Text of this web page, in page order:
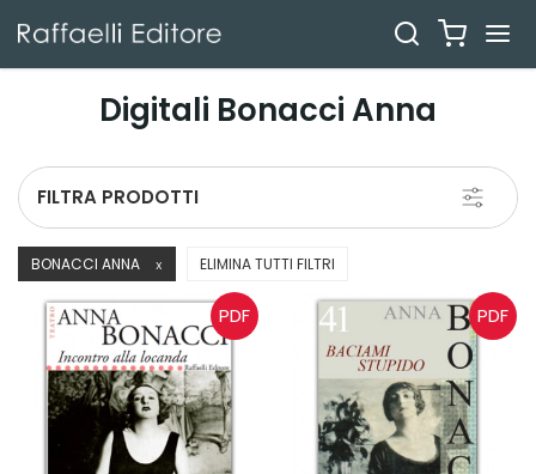
Digitali Bonacci Anna
Toggle
FILTRA PRODOTTI
BONACCI ANNA X ELIMINA TUTTI FILTRI
PDF PDF